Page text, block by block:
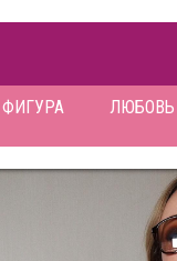
ФИГУРА ЛЮБОВЬ